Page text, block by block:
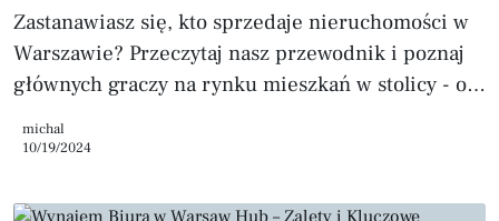
Zastanawiasz się, kto sprzedaje nieruchomości w
Warszawie? Przeczytaj nasz przewodnik i poznaj
głównych graczy na rynku mieszkań w stolicy - od
michal
10/19/2024